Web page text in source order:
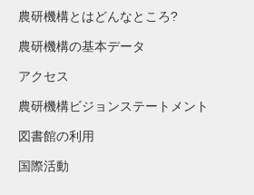
農研機構とはどんなところ?
農研機構の基本データ
アクセス
農研機構ビジョンステートメント
図書館の利用
国際活動